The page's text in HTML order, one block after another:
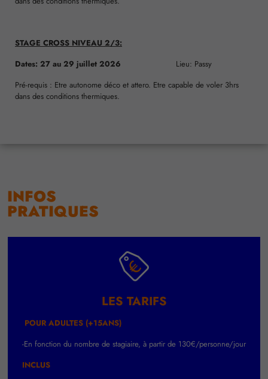
STAGE CROSS NIVEAU 2/3:
Dates: 27 au 29 juillet 2026 Lieu: Passy
Pré-requis : Etre autonome déco et attero. Etre capable de voler 3hrs
dans des conditions thermiques.
INFOS
PRATIQUES
LES TARIFS
POUR ADULTES (+15ANS)
-En fonction du nombre de stagiaire, à partir de 130€/personne/jour
INCLUS